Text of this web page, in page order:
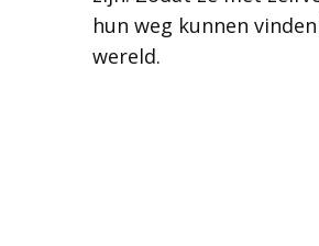
hun weg kunnen
wereld.